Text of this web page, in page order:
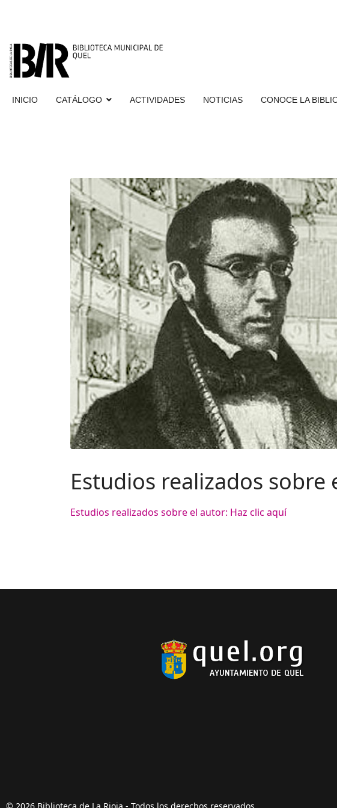
INICIO CATÁLOGO ACTIVIDADES NOTICIAS CONOCE LA
Estudios realizados sobre
Estudios realizados sobre el autor: Haz clic aquí